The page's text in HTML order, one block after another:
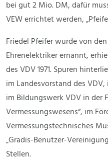
bei gut 2 Mio. DM, dafür
VEW errichtet werden,
Friedel Pfeifer wurde von
Ehrenelektriker ernannt,
des VDV 1971. Spuren
im Landesvorstand des
im Bildungswerk VDV in der
Vermessungswesens“, im
Vermessungstechnisches
„Gradis-Benutzer-
Stellen.